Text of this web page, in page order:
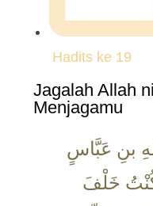
Hadits ke 19
Jagalah Allah
Menjagamu
بنِ عَبَّاسٍ
كُنْتُ خَلْفَ